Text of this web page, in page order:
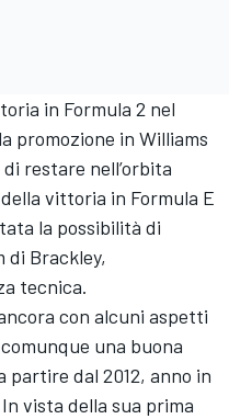
in Formula 2 nel
promozione in Williams
restare nell’orbita
vittoria in Formula E
la possibilità di
di Brackley,
tecnica.
con alcuni aspetti
una buona
dal 2012, anno in
vista della sua prima